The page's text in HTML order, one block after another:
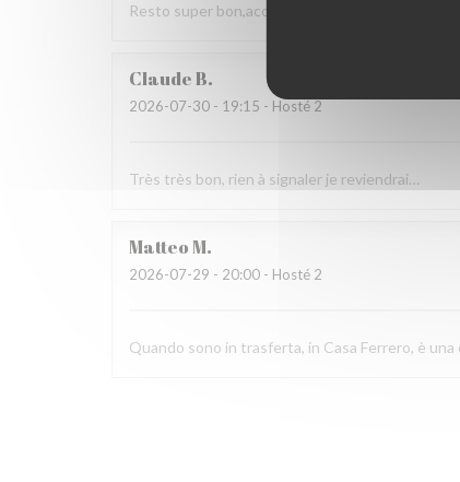
Resto super bon,accueil agréable, choix. Nous
ClaudeB
2026-07-30 - 19:15 - Hosté 2
Très très bon, rien à signaler je reviendrai…
MatteoM
2026-07-29 - 20:00 - Hosté 2
Quando sono in trasferta, in Casa Ferrero, è una